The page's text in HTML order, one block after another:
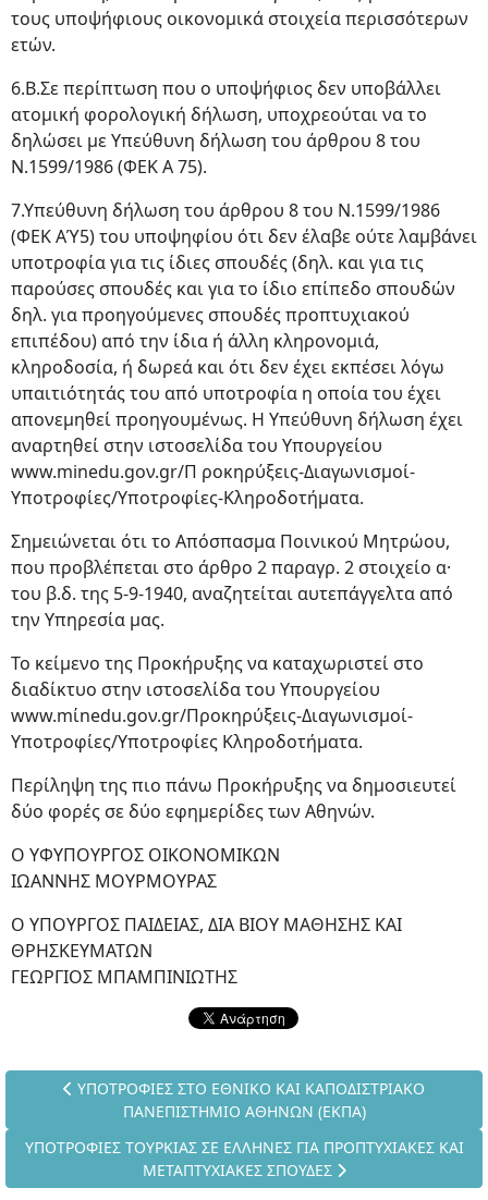
τους υποψήφιους οικονομικά στοιχεία περισσότερων
ετών.
6.Β.Σε περίπτωση που ο υποψήφιος δεν υποβάλλει
ατομική φορολογική δήλωση, υποχρεούται να το
δηλώσει με Υπεύθυνη δήλωση του άρθρου 8 του
Ν.1599/1986 (ΦΕΚ Α 75).
7.Υπεύθυνη δήλωση του άρθρου 8 του Ν.1599/1986
(ΦΕΚ ΑΎ5) του υποψηφίου ότι δεν έλαβε ούτε λαμβάνει
υποτροφία για τις ίδιες σπουδές (δηλ. και για τις
παρούσες σπουδές και για το ίδιο επίπεδο σπουδών
δηλ. για προηγούμενες σπουδές προπτυχιακού
επιπέδου) από την ίδια ή άλλη κληρονομιά,
κληροδοσία, ή δωρεά και ότι δεν έχει εκπέσει λόγω
υπαιτιότητάς του από υποτροφία η οποία του έχει
απονεμηθεί προηγουμένως. Η Υπεύθυνη δήλωση έχει
αναρτηθεί στην ιστοσελίδα του Υπουργείου
www.minedu.goν.gr/Π ροκηρύξεις-Διαγωνισμοί-
Υποτροφίες/Υποτροφίες-Κληροδοτήματα.
Σημειώνεται ότι το Απόσπασμα Ποινικού Μητρώου,
που προβλέπεται στο άρθρο 2 παραγρ. 2 στοιχείο α·
του β.δ. της 5-9-1940, αναζητείται αυτεπάγγελτα από
την Υπηρεσία μας.
Το κείμενο της Προκήρυξης να καταχωριστεί στο
διαδίκτυο στην ιστοσελίδα του Υπουργείου
www.mίnedu.gον.gr/Προκηρύξεις-Διαγωνισμοί-
Υποτροφίες/Υποτροφίες Κληροδοτήματα.
Περίληψη της πιο πάνω Προκήρυξης να δημοσιευτεί
δύο φορές σε δύο εφημερίδες των Αθηνών.
Ο ΥΦΥΠΟΥΡΓΟΣ ΟΙΚΟΝΟΜΙΚΩΝ
ΙΩΑΝΝΗΣ ΜΟΥΡΜΟΥΡΑΣ
Ο ΥΠΟΥΡΓΟΣ ΠΑΙΔΕΙΑΣ, ΔΙΑ BIOY ΜΑΘΗΣΗΣ ΚΑΙ
ΘΡΗΣΚΕΥΜΑΤΩΝ
ΓΕΩΡΓΙΟΣ ΜΠΑΜΠΙΝΙΩΤΗΣ
Προηγούμενο άρθρο: ΥΠΟΤΡΟΦΙΕΣ ΣΤΟ ΕΘΝΙΚΟ ΚΑΙ
ΥΠΟΤΡΟΦΙΕΣ ΣΤΟ ΕΘΝΙΚΟ ΚΑΙ ΚΑΠΟΔΙΣΤΡΙΑΚΟ
ΠΑΝΕΠΙΣΤΗΜΙΟ ΑΘΗΝΩΝ (ΕΚΠΑ)
Επόμενο άρθρο: ΥΠΟΤΡΟΦΙΕΣ ΤΟΥΡΚΙΑΣ ΣΕ ΕΛΛΗΝΕΣ ΓΙΑ
ΥΠΟΤΡΟΦΙΕΣ ΤΟΥΡΚΙΑΣ ΣΕ ΕΛΛΗΝΕΣ ΓΙΑ ΠΡΟΠΤΥΧΙΑΚΕΣ ΚΑΙ
ΜΕΤΑΠΤΥΧΙΑΚΕΣ ΣΠΟΥΔΕΣ